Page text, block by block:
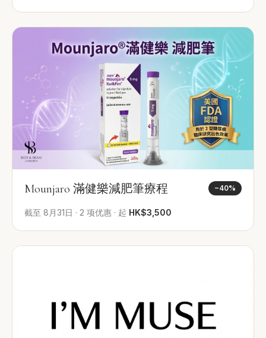
Mounjaro 滿健樂減肥筆療程 −40%
截至 8月31日 · 2 项优惠 · 起 HK$3,500